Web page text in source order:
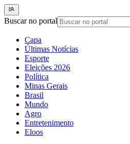
Buscar no portal
Capa
Últimas Notícias
Esporte
Eleições 2026
Política
Minas Gerais
Brasil
Mundo
Agro
Entretenimento
Eloos